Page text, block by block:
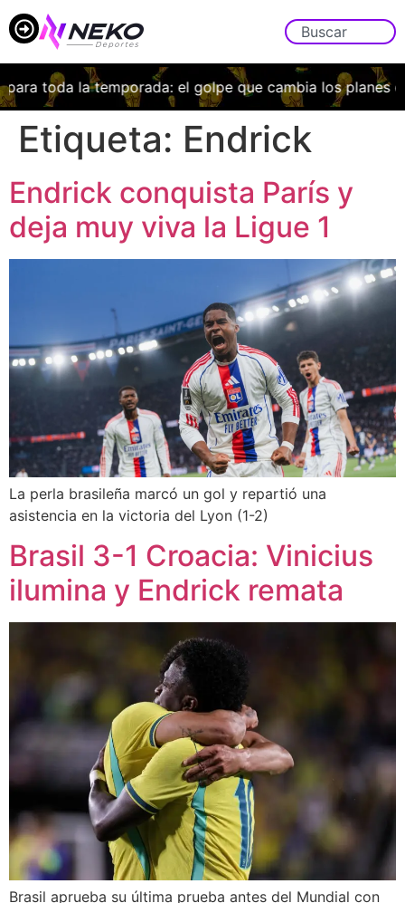
la temporada: el golpe que cambia los planes de
Etiqueta: Endrick
Endrick conquista París y
deja muy viva la Ligue 1
La perla brasileña marcó un gol y repartió una
asistencia en la victoria del Lyon (1-2)
Brasil 3-1 Croacia: Vinicius
ilumina y Endrick remata
Brasil aprueba su última prueba antes del Mundial con